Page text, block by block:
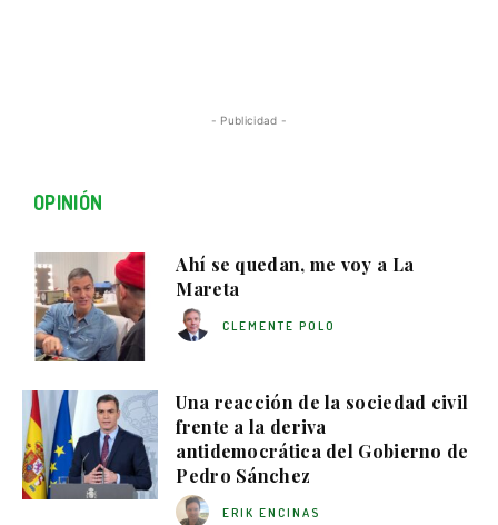
- Publicidad -
OPINIÓN
Ahí se quedan, me voy a La
Mareta
CLEMENTE POLO
Una reacción de la sociedad civil
frente a la deriva
antidemocrática del Gobierno de
Pedro Sánchez
ERIK ENCINAS